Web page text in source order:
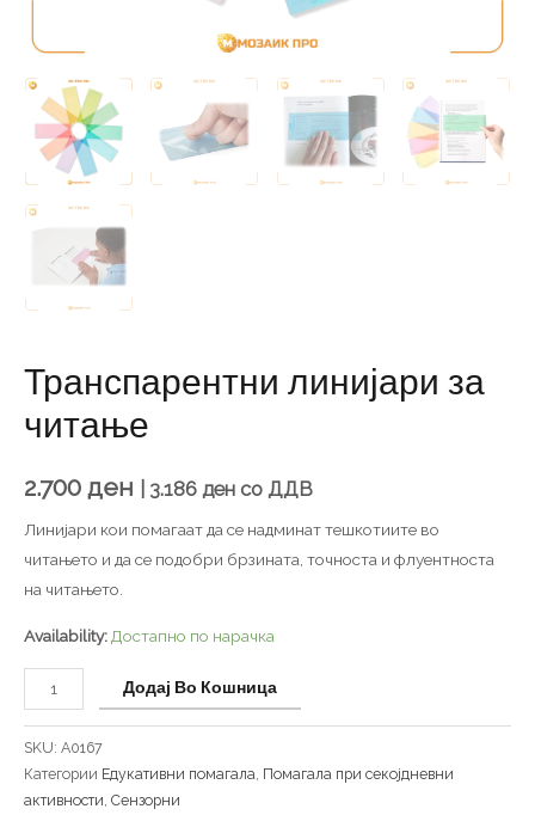
Транспарентни линијари за
читање
2.700 ден 3.186 ден со ДДВ
Линијари кои помагаат да се надминат тешкотиите во
читањето и да се подобри брзината, точноста и флуентноста
на читањето.
Availability: Достапно по нарачка
Додај Во Кошница
SKU: A0167
Категории Едукативни помагала Помагала при секојдневни
активности Сензорни